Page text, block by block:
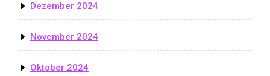
Dezember 2024
November 2024
Oktober 2024